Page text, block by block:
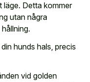
läge. Detta kommer
utan några
hunds hals, precis
vid golden